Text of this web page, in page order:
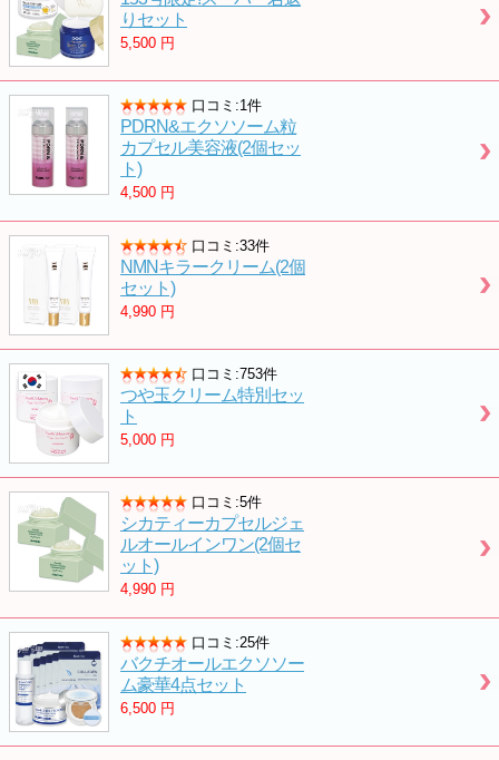
りセット
5,500 円
口コミ:1件
PDRN&エクソソーム粒
カプセル美容液(2個セッ
ト)
4,500 円
口コミ:33件
NMNキラークリーム(2個
セット)
4,990 円
口コミ:753件
つや玉クリーム特別セッ
ト
5,000 円
口コミ:5件
シカティーカプセルジェ
ルオールインワン(2個セ
ット)
4,990 円
口コミ:25件
バクチオールエクソソー
ム豪華4点セット
6,500 円